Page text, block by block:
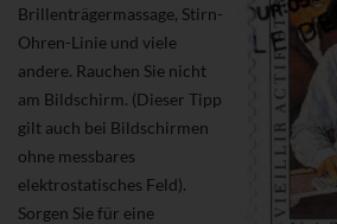
Brillenträgermassage, Stirn-
Ohren-Linie und viele
andere. Rauchen Sie nicht
am Bildschirm. (Dieser Tipp
gilt auch bei Bildschirmen
ohne messbares
elektrostatisches Feld).
Sorgen Sie für eine